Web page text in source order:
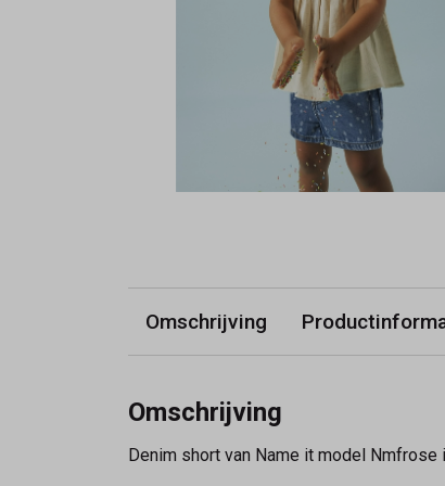
Omschrijving
Omschrijving
Denim short van Name it model